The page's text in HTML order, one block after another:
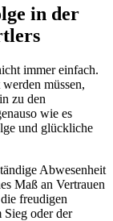
in der
immer einfach.
müssen,
zu den
wie es
und glückliche
Abwesenheit
Maß an Vertrauen
freudigen
Sieg oder der